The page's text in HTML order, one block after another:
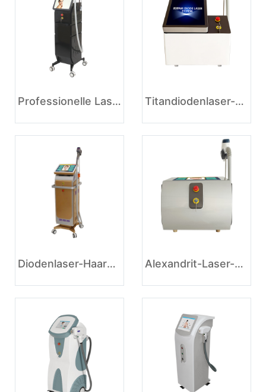
Professionelle Laser-Haarentfernungsmaschine Titandiodenlaser-Haarentfernungs-Schönheitsenthaarungslasermaschine
Diodenlaser-Haarentfernungsgerät zu verkaufen Alexandrit-Laser-Haarentfernungsgerät